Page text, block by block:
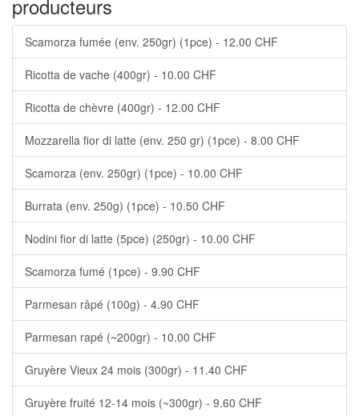
producteurs
Scamorza fumée (env. 250gr) (1pce) - 12.00 CHF
Ricotta de vache (400gr) - 10.00 CHF
Ricotta de chèvre (400gr) - 12.00 CHF
Mozzarella fior di latte (env. 250 gr) (1pce) - 8.00 CHF
Scamorza (env. 250gr) (1pce) - 10.00 CHF
Burrata (env. 250g) (1pce) - 10.50 CHF
Nodini fior di latte (5pce) (250gr) - 10.00 CHF
Scamorza fumé (1pce) - 9.90 CHF
Parmesan râpé (100g) - 4.90 CHF
Parmesan rapé (~200gr) - 10.00 CHF
Gruyère Vieux 24 mois (300gr) - 11.40 CHF
Gruyère fruité 12-14 mois (~300gr) - 9.60 CHF